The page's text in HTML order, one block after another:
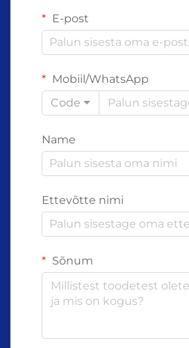
E-post
Mobiil/WhatsApp
Code
Name
Ettevõtte nimi
Sõnum